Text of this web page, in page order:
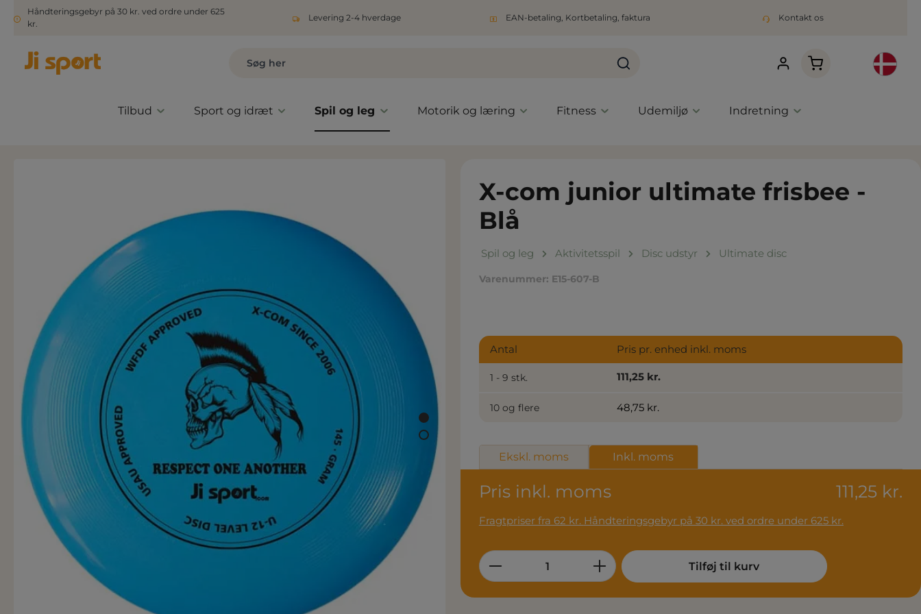
Håndteringsgebyr på 30 kr. ved ordre under 625
kr.
Levering 2-4 hverdage EAN-betaling, Kortbetaling, faktura Kontakt os
Indkøbskurven
Tilbud Sport og idræt Spil og leg Motorik og læring Fitness Udemiljø Indretning
X-com junior ultimate frisbee -
Blå
Spil og leg Aktivitetsspil Disc udstyr Ultimate disc
Varenummer: E15-607-B
Pris inkl. moms 111,25 kr.
Fragtpriser fra 62 kr. Håndteringsgebyr på 30 kr. ved ordre under 625 kr.
Antal Pris pr. enhed inkl. moms
1 - 9 stk. 111,25 kr.
10 og flere 48,75 kr.
Ekskl. moms Inkl. moms
Product Quantity: Enter the desired amount or use
Tilføj til kurv